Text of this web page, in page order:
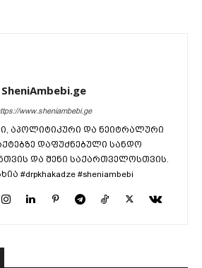
SheniAmbebi.ge
www.sheniambebi.ge
აპოლიტიკური და ნეიტრალური
დაფუძნებული სანდო
და შენი საქართველოსთვის.
#drpkhakadze #sheniambebi